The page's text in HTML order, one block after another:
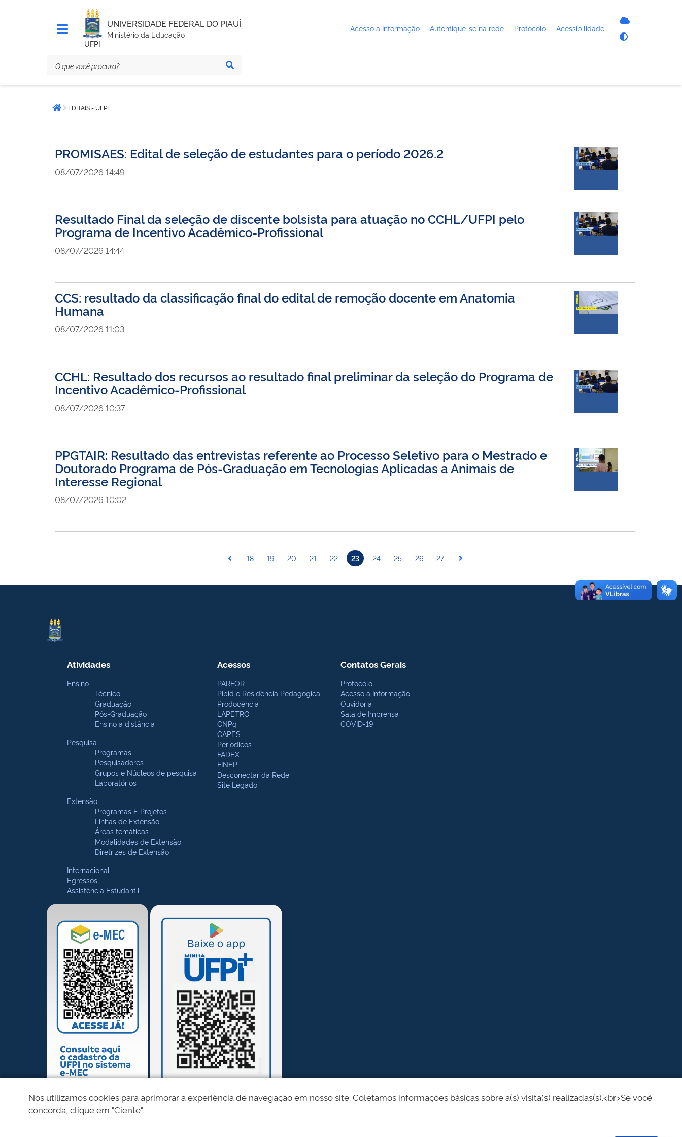
UFPI
UNIVERSIDADE FEDERAL DO PIAUÍ
Ministério da Educação
Acesso à Informação Autentique-se na rede Protocolo Acessibilidade
está
aqui:Página inicial
EDITAIS - UFPI
PROMISAES: Edital de seleção de estudantes para o período 2026.2
08/07/2026 14:49
Resultado Final da seleção de discente bolsista para atuação no CCHL/UFPI pelo
Programa de Incentivo Acadêmico-Profissional
08/07/2026 14:44
CCS: resultado da classificação final do edital de remoção docente em Anatomia
Humana
08/07/2026 11:03
CCHL: Resultado dos recursos ao resultado final preliminar da seleção do Programa de
Incentivo Acadêmico-Profissional
08/07/2026 10:37
PPGTAIR: Resultado das entrevistas referente ao Processo Seletivo para o Mestrado e
Doutorado Programa de Pós-Graduação em Tecnologias Aplicadas a Animais de
Interesse Regional
08/07/2026 10:02
18 19 20 21 22 23 24 25 26 27
Atividades
Ensino
Técnico
Graduação
Pós-Graduação
Ensino a distância
Pesquisa
Programas
Pesquisadores
Grupos e Núcleos de pesquisa
Laboratórios
Extensão
Programas E Projetos
Linhas de Extensão
Áreas temáticas
Modalidades de Extensão
Diretrizes de Extensão
Internacional
Egressos
Assistência Estudantil
Acessos
PARFOR
Pibid e Residência Pedagógica
Prodocência
LAPETRO
CNPq
CAPES
Periódicos
FADEX
FINEP
Desconectar da Rede
Site Legado
Contatos Gerais
Protocolo
Acesso à Informação
Ouvidoria
Sala de Imprensa
COVID-19
Nós utilizamos cookies para aprimorar a experiência de navegação em nosso site. Coletamos informações básicas sobre a(s) visita(s) realizadas(s).<br>Se você
concorda, clique em "Ciente".